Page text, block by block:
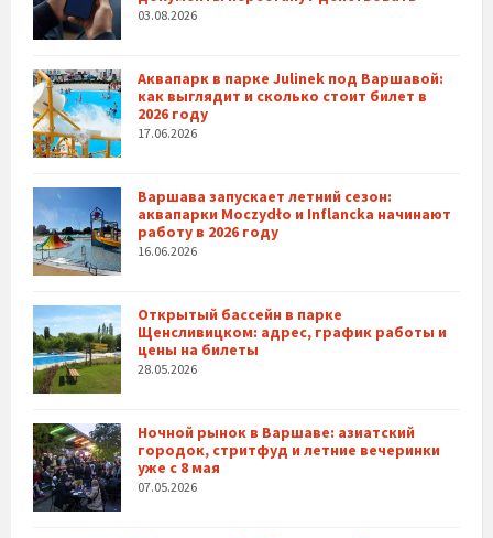
03.08.2026
Аквапарк в парке Julinek под Варшавой:
как выглядит и сколько стоит билет в
2026 году
17.06.2026
Варшава запускает летний сезон:
аквапарки Moczydło и Inflancka начинают
работу в 2026 году
16.06.2026
Открытый бассейн в парке
Щенсливицком: адрес, график работы и
цены на билеты
28.05.2026
Ночной рынок в Варшаве: азиатский
городок, стритфуд и летние вечеринки
уже с 8 мая
07.05.2026